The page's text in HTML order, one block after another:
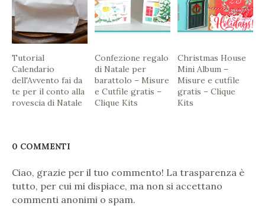
Tutorial
Calendario
dell'Avvento fai da
te per il conto alla
rovescia di Natale
Confezione regalo
di Natale per
barattolo – Misure
e Cutfile gratis –
Clique Kits
Christmas House
Mini Album –
Misure e cutfile
gratis – Clique
Kits
0 COMMENTI
Ciao, grazie per il tuo commento! La trasparenza è
tutto, per cui mi dispiace, ma non si accettano
commenti anonimi o spam.